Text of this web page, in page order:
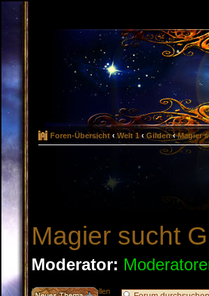
Foren-Übersicht ‹ Welt 1 ‹ Gilden ‹ Magier
Magier sucht
Moderator:
Neues Thema erstellen